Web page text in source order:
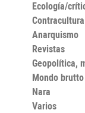
Ecología/
Contracultura
Anarquismo
Revistas
Geopolítica,
Mondo brutto
Nara
Varios